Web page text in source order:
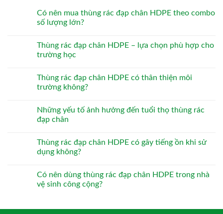
Có nên mua thùng rác đạp chân HDPE theo combo
số lượng lớn?
Thùng rác đạp chân HDPE – lựa chọn phù hợp cho
trường học
Thùng rác đạp chân HDPE có thân thiện môi
trường không?
Những yếu tố ảnh hưởng đến tuổi thọ thùng rác
đạp chân
Thùng rác đạp chân HDPE có gây tiếng ồn khi sử
dụng không?
Có nên dùng thùng rác đạp chân HDPE trong nhà
vệ sinh công cộng?